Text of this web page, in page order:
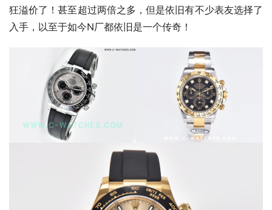
狂溢价了！甚至超过两倍之多，但是依旧有不少表友选择了
入手，以至于如今N厂都依旧是一个传奇！